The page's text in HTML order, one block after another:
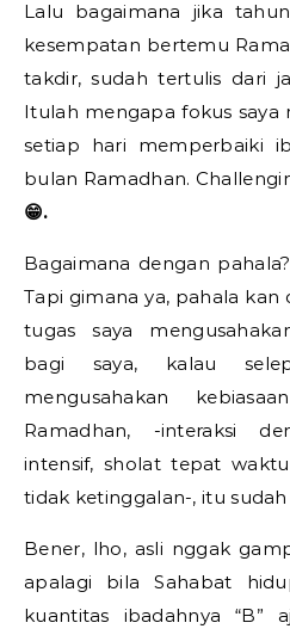
Lalu bagaimana jika
kesempatan bertemu
takdir, sudah tertulis dari
Itulah mengapa fokus saya
setiap hari memperbaiki
bulan Ramadhan.
😁.
Bagaimana dengan
Tapi gimana ya, pahala kan
tugas saya
bagi saya, kalau
mengusahakan
Ramadhan, -interaksi
intensif, sholat tepat
tidak ketinggalan-, itu
Bener, lho, asli nggak
apalagi bila Sahabat
kuantitas ibadahnya “B”